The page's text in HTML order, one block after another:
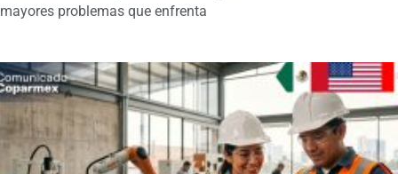
mayores problemas que enfrenta